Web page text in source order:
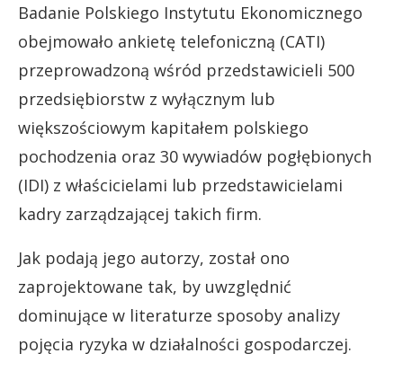
Badanie Polskiego Instytutu Ekonomicznego
obejmowało ankietę telefoniczną (CATI)
przeprowadzoną wśród przedstawicieli 500
przedsiębiorstw z wyłącznym lub
większościowym kapitałem polskiego
pochodzenia oraz 30 wywiadów pogłębionych
(IDI) z właścicielami lub przedstawicielami
kadry zarządzającej takich firm.
Jak podają jego autorzy, został ono
zaprojektowane tak, by uwzględnić
dominujące w literaturze sposoby analizy
pojęcia ryzyka w działalności gospodarczej.